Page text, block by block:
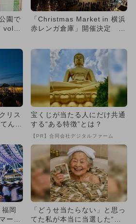
園で
vol.
「Christmas Market in 横浜
赤レンガ倉庫」開催決定 58
リス
んし
宝くじが当たる人にだけ共通
する“ある特徴”とは？
【PR】合同会社デジタルファーム
岡
ーケ
「どうせ当たらない」と思っ
てた私が本当に当選した“買